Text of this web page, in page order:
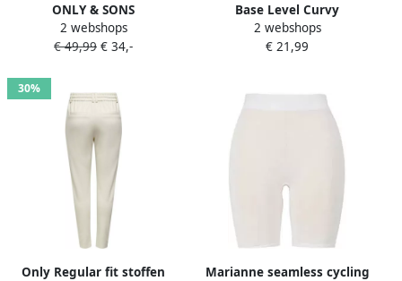
ONLY & SONS
Trainingsbroek ONSSINUS
LOOSE 0007 COT LIN PANT
2 webshops
€ 49,99 € 34,-
Base Level Curvy
Fietsbroekje AVA met
kanten randje
2 webshops
€ 21,99
30%
Only Regular fit stoffen
Marianne seamless cycling